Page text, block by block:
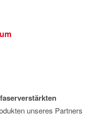
unseres Partners